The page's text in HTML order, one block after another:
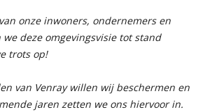
onze inwoners, ondernemers en
deze omgevingsvisie tot stand
trots op!
van Venray willen wij beschermen en
jaren zetten we ons hiervoor in.